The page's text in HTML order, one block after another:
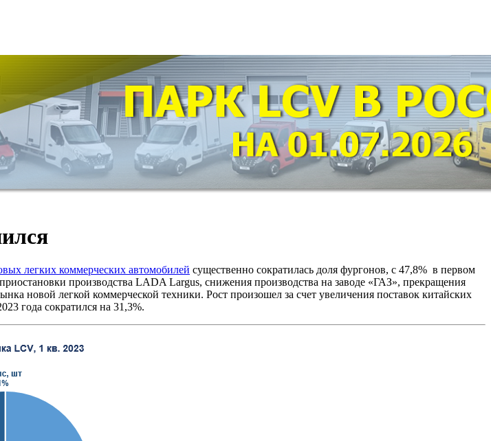
легких коммерческих автомобилей существенно сократилась доля фургонов, с 47,8% в первом
производства LADA Largus, снижения производства на заводе «ГАЗ», прекращения
новой легкой коммерческой техники. Рост произошел за счет увеличения поставок китайских
года сократился на 31,3%.